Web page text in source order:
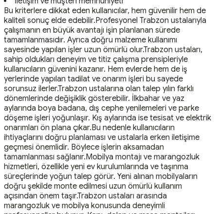
Bu kriterlere dikkat eden kullanıcılar, hem güvenilir hem de
kaliteli sonuç elde edebilir.Profesyonel Trabzon ustalarıyla
çalışmanın en büyük avantajı işin planlanan sürede
tamamlanmasıdır. Ayrıca doğru malzeme kullanımı
sayesinde yapılan işler uzun ömürlü olur.Trabzon ustaları,
sahip oldukları deneyim ve titiz çalışma prensipleriyle
kullanıcıların güvenini kazanır. Hem evlerde hem de iş
yerlerinde yapılan tadilat ve onarım işleri bu sayede
sorunsuz ilerler.Trabzon ustalarına olan talep yılın farklı
dönemlerinde değişiklik gösterebilir. İlkbahar ve yaz
aylarında boya badana, dış cephe yenilemeleri ve parke
döşeme işleri yoğunlaşır. Kış aylarında ise tesisat ve elektrik
onarımları ön plana çıkar.Bu nedenle kullanıcıların
ihtiyaçlarını doğru planlaması ve ustalarla erken iletişime
geçmesi önemlidir. Böylece işlerin aksamadan
tamamlanması sağlanır.Mobilya montajı ve marangozluk
hizmetleri, özellikle yeni ev kurulumlarında ve taşınma
süreçlerinde yoğun talep görür. Yeni alınan mobilyaların
doğru şekilde monte edilmesi uzun ömürlü kullanım
açısından önem taşır.Trabzon ustaları arasında
marangozluk ve mobilya konusunda deneyimli